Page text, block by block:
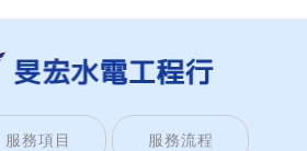
服務項目 服務流程